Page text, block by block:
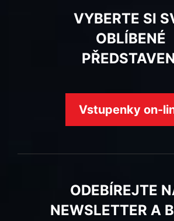
VYBERTE SI
OBLÍBENÉ
Vstupenky on-
ODEBÍREJTE
NEWSLETTER A